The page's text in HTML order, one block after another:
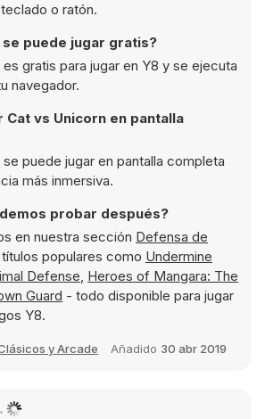
o ratón.
se puede jugar gratis?
gratis para jugar en Y8 y se ejecuta
navegador.
Cat vs Unicorn en pantalla
puede jugar en pantalla completa
más inmersiva.
probar después?
en nuestra sección Defensa de
populares como Undermine
Defense, Heroes of Mangara: The
Guard - todo disponible para jugar
Y8.
y Arcade Añadido 30 abr 2019